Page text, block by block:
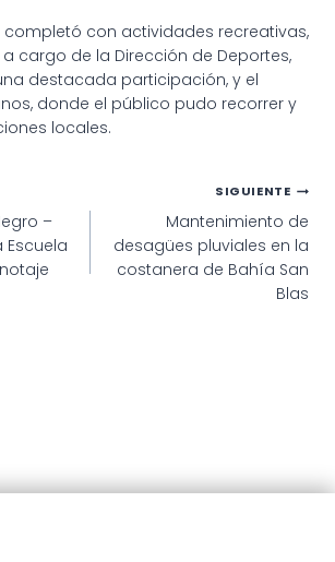
completó con actividades recreativas,
cargo de la Dirección de Deportes,
destacada participación, y el
donde el público pudo recorrer y
locales.
–
Escuela
SIGUIENTE
Mantenimiento de
desagües pluviales en la
costanera de Bahía San
Blas